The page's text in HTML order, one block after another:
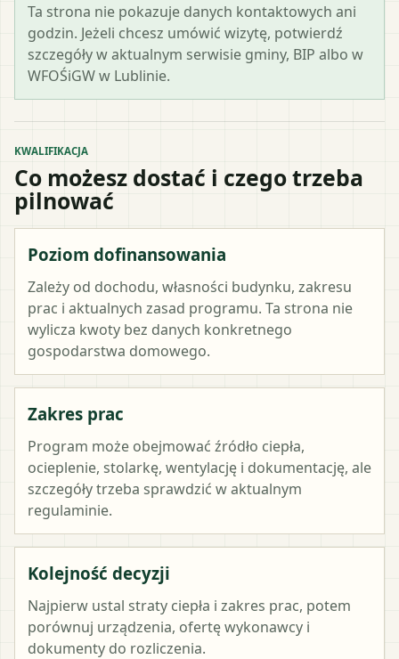
Ta strona nie pokazuje danych kontaktowych ani
godzin. Jeżeli chcesz umówić wizytę, potwierdź
szczegóły w aktualnym serwisie gminy, BIP albo w
WFOŚiGW w Lublinie.
KWALIFIKACJA
Co możesz dostać i czego trzeba
pilnować
Poziom dofinansowania
Zależy od dochodu, własności budynku, zakresu
prac i aktualnych zasad programu. Ta strona nie
wylicza kwoty bez danych konkretnego
gospodarstwa domowego.
Zakres prac
Program może obejmować źródło ciepła,
ocieplenie, stolarkę, wentylację i dokumentację, ale
szczegóły trzeba sprawdzić w aktualnym
regulaminie.
Kolejność decyzji
Najpierw ustal straty ciepła i zakres prac, potem
porównuj urządzenia, ofertę wykonawcy i
dokumenty do rozliczenia.